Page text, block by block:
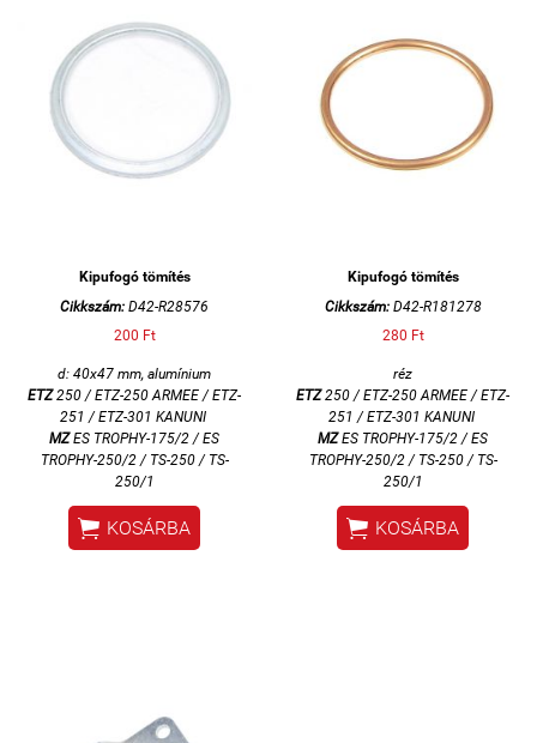
Kipufogó tömítés
Cikkszám: D42-R28576
200 Ft
d: 40x47 mm, alumínium
ETZ250 / ETZ-250 ARMEE / ETZ-
251 / ETZ-301 KANUNI
MZES TROPHY-175/2 / ES
TROPHY-250/2 / TS-250 / TS-
250/1
 KOSÁRBA
Kipufogó tömítés
Cikkszám:D42-R181278
280 Ft
réz
ETZ250 / ETZ-250 ARMEE / ETZ-
251 / ETZ-301 KANUNI
MZES TROPHY-175/2 / ES
TROPHY-250/2 / TS-250 / TS-
250/1
 KOSÁRBA